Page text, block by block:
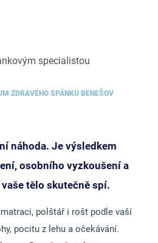
specialistou
ZDRAVÉHO SPÁNKU BENEŠOV
náhoda. Je výsledkem
osobního vyzkoušení a
tělo skutečně spí.
polštář i rošt podle vaší
pocitu z lehu a očekávání.